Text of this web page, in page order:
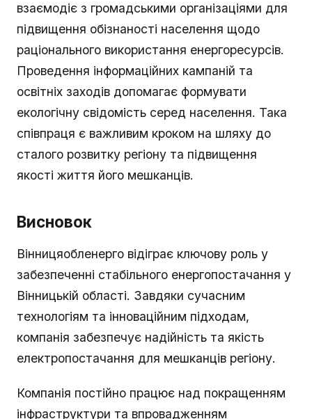
взаємодіє з громадськими організаціями для
підвищення обізнаності населення щодо
раціонального використання енергоресурсів.
Проведення інформаційних кампаній та
освітніх заходів допомагає формувати
екологічну свідомість серед населення. Така
співпраця є важливим кроком на шляху до
сталого розвитку регіону та підвищення
якості життя його мешканців.
Висновок
Вінницяобленерго відіграє ключову роль у
забезпеченні стабільного енергопостачання у
Вінницькій області. Завдяки сучасним
технологіям та інноваційним підходам,
компанія забезпечує надійність та якість
електропостачання для мешканців регіону.
Компанія постійно працює над покращенням
інфраструктури та впровадженням